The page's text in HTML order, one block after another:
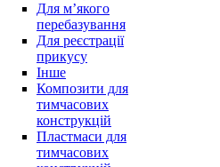
Для м’якого
перебазування
Для реєстрації
прикусу
Інше
Композити для
тимчасових
конструкцій
Пластмаси для
тимчасових